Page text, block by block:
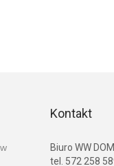
Kontakt
Biuro WW DOM
tel. 572 258